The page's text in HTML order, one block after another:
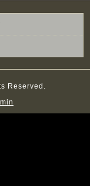
Reserved.